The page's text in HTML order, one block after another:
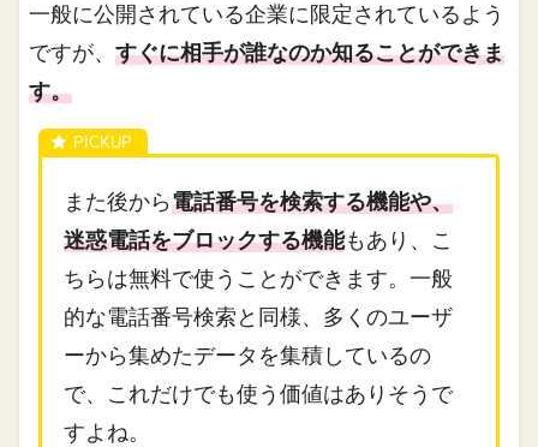
一般に公開されている企業に限定されているよう
ですが、すぐに相手が誰なのか知ることができま
す。
また後から電話番号を検索する機能や、
迷惑電話をブロックする機能もあり、こ
ちらは無料で使うことができます。一般
的な電話番号検索と同様、多くのユーザ
ーから集めたデータを集積しているの
で、これだけでも使う価値はありそうで
すよね。